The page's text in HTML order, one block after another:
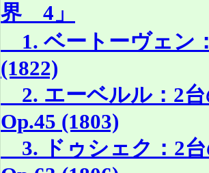
界 4」
1. ベートーヴェン
(1822)
2. エーベルル：2
Op.45 (1803)
3. ドゥシェク：2